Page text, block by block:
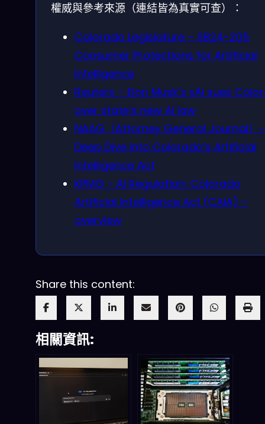
權威與參考來源（連結皆為真實可查）：
Colorado Legislature – SB24-205
Consumer Protections for Artificial
Intelligence
Reuters – Elon Musk’s xAI sues
over state’s new AI law
NAAG（Attorney General Journal）
Deep Dive into Colorado’s Artificial
Intelligence Act
KPMG – AI Regulation: Colorado
Artificial Intelligence Act (CAIA) –
overview
Share this content:
相關資訊: